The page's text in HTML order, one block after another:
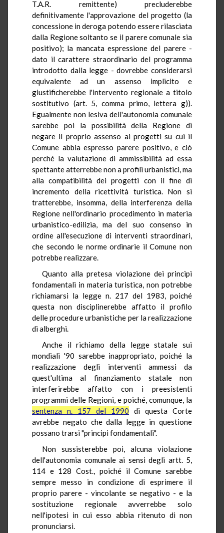
T.A.R. remittente) precluderebbe
definitivamente l'approvazione del progetto (la
concessione in deroga potendo essere rilasciata
dalla Regione soltanto se il parere comunale sia
positivo); la mancata espressione del parere -
dato il carattere straordinario del programma
introdotto dalla legge - dovrebbe considerarsi
equivalente ad un assenso implicito e
giustificherebbe l'intervento regionale a titolo
sostitutivo (art. 5, comma primo, lettera g)).
Egualmente non lesiva dell'autonomia comunale
sarebbe poi la possibilità della Regione di
negare il proprio assenso ai progetti su cui il
Comune abbia espresso parere positivo, e ciò
perché la valutazione di ammissibilità ad essa
spettante atterrebbe non a profili urbanistici, ma
alla compatibilità dei progetti con il fine di
incremento della ricettività turistica. Non si
tratterebbe, insomma, della interferenza della
Regione nell'ordinario procedimento in materia
urbanistico-edilizia, ma del suo consenso in
ordine all'esecuzione di interventi straordinari,
che secondo le norme ordinarie il Comune non
potrebbe realizzare.
Quanto alla pretesa violazione dei principi
fondamentali in materia turistica, non potrebbe
richiamarsi la legge n. 217 del 1983, poiché
questa non disciplinerebbe affatto il profilo
delle procedure urbanistiche per la realizzazione
di alberghi.
Anche il richiamo della legge statale sui
mondiali '90 sarebbe inappropriato, poiché la
realizzazione degli interventi ammessi da
quest'ultima al finanziamento statale non
interferirebbe affatto con i preesistenti
programmi delle Regioni, e poiché, comunque, la
sentenza n. 157 del 1990 di questa Corte
avrebbe negato che dalla legge in questione
possano trarsi "principi fondamentali".
Non sussisterebbe poi, alcuna violazione
dell'autonomia comunale ai sensi degli artt. 5,
114 e 128 Cost., poiché il Comune sarebbe
sempre messo in condizione di esprimere il
proprio parere - vincolante se negativo - e la
sostituzione regionale avverrebbe solo
nell'ipotesi in cui esso abbia ritenuto di non
pronunciarsi.